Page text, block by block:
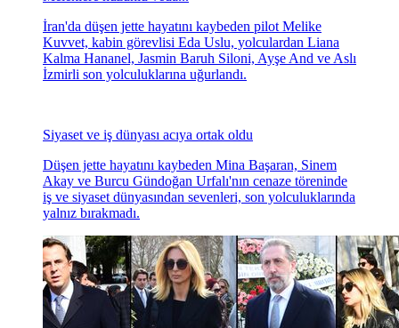
İran'da düşen jette hayatını kaybeden pilot Melike
Kuvvet, kabin görevlisi Eda Uslu, yolculardan Liana
Kalma Hananel, Jasmin Baruh Siloni, Ayşe And ve Aslı
İzmirli son yolculuklarına uğurlandı.
Siyaset ve iş dünyası acıya ortak oldu
Düşen jette hayatını kaybeden Mina Başaran, Sinem
Akay ve Burcu Gündoğan Urfalı'nın cenaze töreninde
iş ve siyaset dünyasından sevenleri, son yolculuklarında
yalnız bırakmadı.